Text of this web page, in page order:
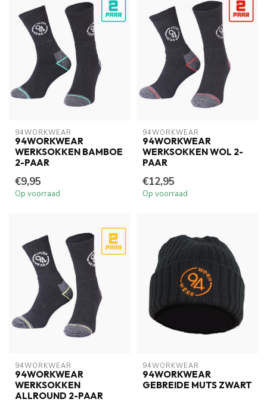
94WORKWEAR
94WORKWEAR
WERKSOKKEN BAMBOE
2-PAAR
€9,95
Op voorraad
94WORKWEAR
94WORKWEAR
WERKSOKKEN WOL 2-
PAAR
€12,95
Op voorraad
94WORKWEAR
94WORKWEAR
WERKSOKKEN
ALLROUND 2-PAAR
94WORKWEAR
94WORKWEAR
GEBREIDE MUTS ZWART